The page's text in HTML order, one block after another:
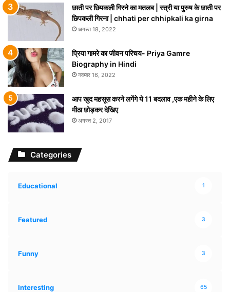
छाती पर छिपकली गिरने का मतलब | स्त्री या पुरुष के छाती पर
छिपकली गिरना | chhati per chhipkali ka girna
अगस्त 18, 2022
प्रिया गामरे का जीवन परिचय- Priya Gamre
Biography in Hindi
नवम्बर 16, 2022
आप खुद महसूस करने लगेंगे ये 11 बदलाव ,एक महीने के लिए
मीठा छोड़कर देखिए
अगस्त 2, 2017
Categories
Educational 1
Featured 3
Funny 3
Interesting 65